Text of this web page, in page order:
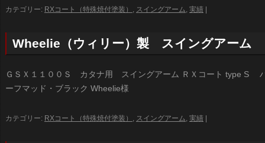
カテゴリー: RXコート（特殊焼付塗装） , スイングアーム, 実績
Wheelie（ウィリー）製 スイングアーム
ＧＳＸ１１００Ｓ カタナ用 スイングアーム ＲＸコート type S
ーフマッド・ブラック Wheelie様
カテゴリー: RXコート（特殊焼付塗装） , スイングアーム, 実績